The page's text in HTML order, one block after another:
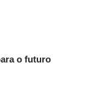
o futuro